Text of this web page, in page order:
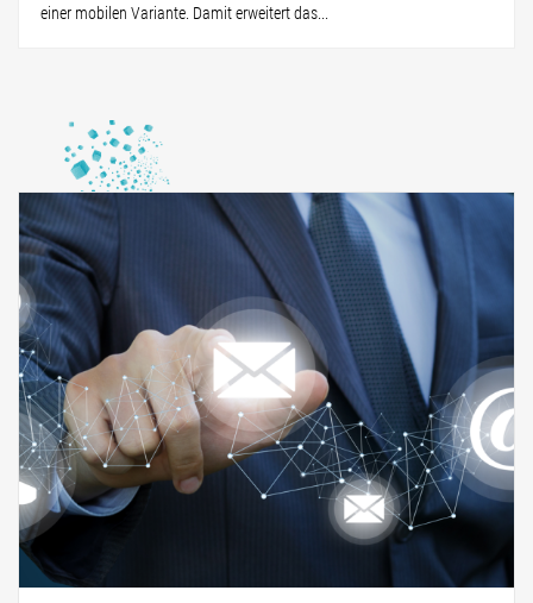
einer mobilen Variante. Damit erweitert das...